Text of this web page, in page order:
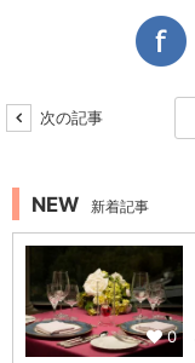
次の記事
NEW 新着記事
0